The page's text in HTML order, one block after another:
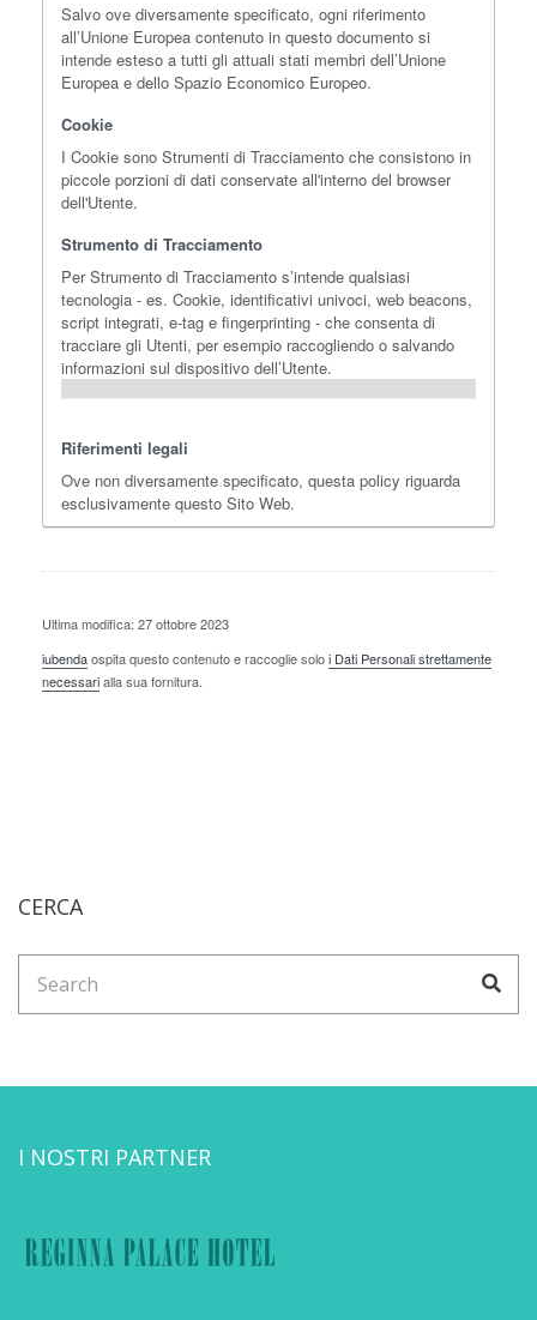
Salvo ove diversamente specificato, ogni riferimento
all’Unione Europea contenuto in questo documento si
intende esteso a tutti gli attuali stati membri dell’Unione
Europea e dello Spazio Economico Europeo.
Cookie
I Cookie sono Strumenti di Tracciamento che consistono in
piccole porzioni di dati conservate all'interno del browser
dell'Utente.
Strumento di Tracciamento
Per Strumento di Tracciamento s’intende qualsiasi
tecnologia - es. Cookie, identificativi univoci, web beacons,
script integrati, e-tag e fingerprinting - che consenta di
tracciare gli Utenti, per esempio raccogliendo o salvando
informazioni sul dispositivo dell’Utente.
Riferimenti legali
Ove non diversamente specificato, questa policy riguarda
esclusivamente questo Sito Web.
Ultima modifica: 27 ottobre 2023
iubendaospita questo contenuto e raccoglie soloi Dati Personali strettamente
necessarialla sua fornitura.
CERCA
for:
I NOSTRI PARTNER